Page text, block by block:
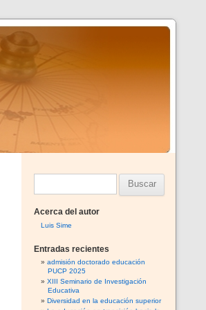
Acerca del autor
Luis Sime
Entradas recientes
admisión doctorado educación
PUCP 2025
XIII Seminario de Investigación
Educativa
Diversidad en la educación superior